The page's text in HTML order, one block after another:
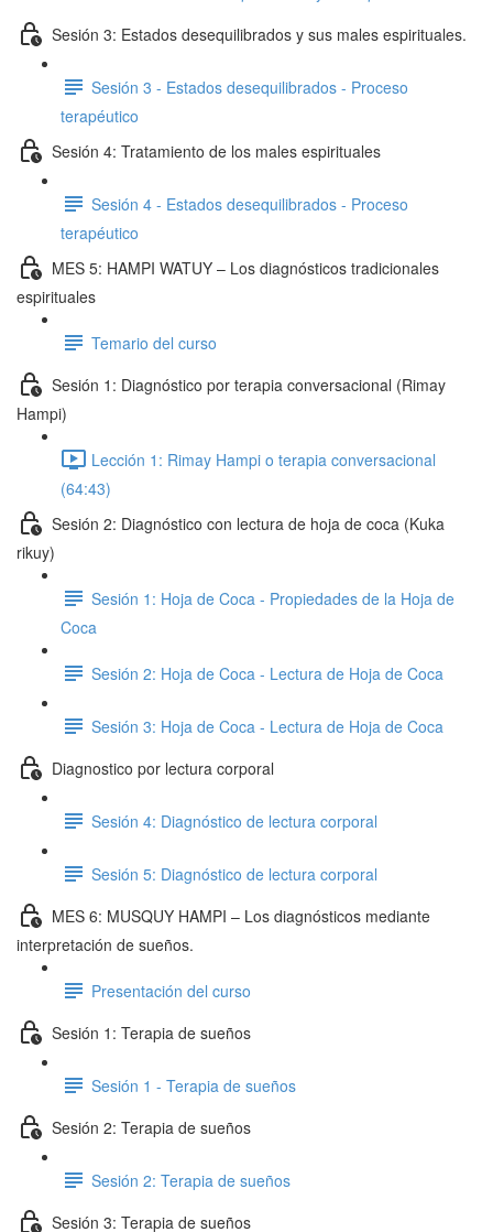
Sesión 3: Estados desequilibrados y sus males espirituales.
Sesión 3 - Estados desequilibrados - Proceso
terapéutico
Sesión 4: Tratamiento de los males espirituales
Sesión 4 - Estados desequilibrados - Proceso
terapéutico
MES 5: HAMPI WATUY – Los diagnósticos tradicionales
espirituales
Temario del curso
Sesión 1: Diagnóstico por terapia conversacional (Rimay
Hampi)
Lección 1: Rimay Hampi o terapia conversacional
(64:43)
Sesión 2: Diagnóstico con lectura de hoja de coca (Kuka
rikuy)
Sesión 1: Hoja de Coca - Propiedades de la Hoja de
Coca
Sesión 2: Hoja de Coca - Lectura de Hoja de Coca
Sesión 3: Hoja de Coca - Lectura de Hoja de Coca
Diagnostico por lectura corporal
Sesión 4: Diagnóstico de lectura corporal
Sesión 5: Diagnóstico de lectura corporal
MES 6: MUSQUY HAMPI – Los diagnósticos mediante
interpretación de sueños.
Presentación del curso
Sesión 1: Terapia de sueños
Sesión 1 - Terapia de sueños
Sesión 2: Terapia de sueños
Sesión 2: Terapia de sueños
Sesión 3: Terapia de sueños